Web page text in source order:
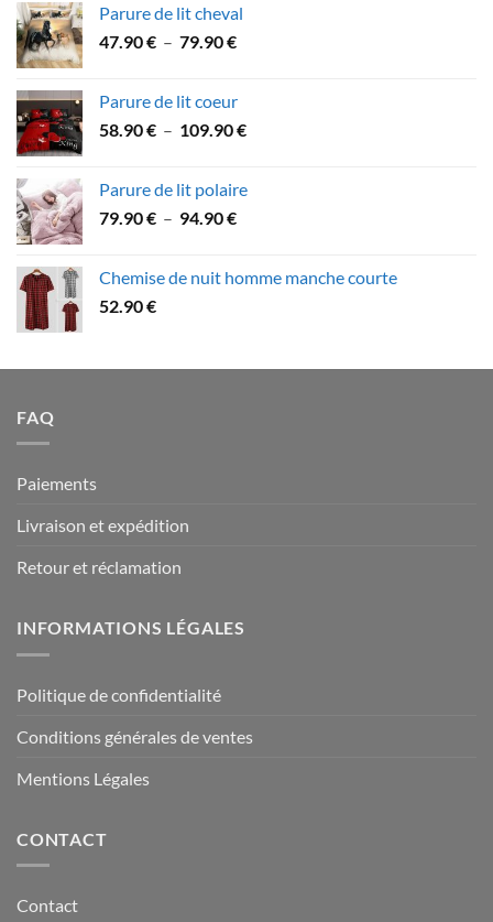
49.90 €
à
Parure de lit cheval
47.90€ – 79.90€Plage
à
Parure de lit coeur
58.90€ – 109.90€Plage
58.90 €
Parure de lit polaire
79.90€ – 94.90€Plage
79.90 €
Chemise de nuit homme manche courte
52.90€
FAQ
Paiements
Livraison et expédition
Retour et réclamation
INFORMATIONS LÉGALES
Politique de confidentialité
Conditions générales de ventes
Mentions Légales
CONTACT
Contact